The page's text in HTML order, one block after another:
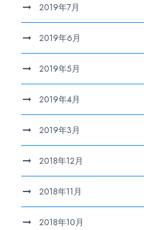
2019年7月
2019年6月
2019年5月
2019年4月
2019年3月
2018年12月
2018年11月
2018年10月